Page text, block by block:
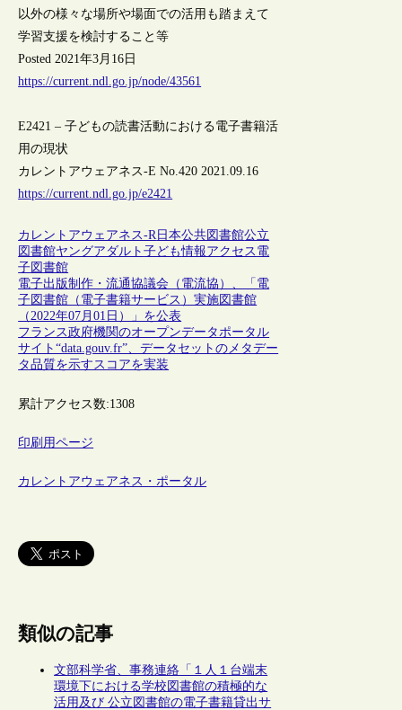
以外の様々な場所や場面での活用も踏まえて
学習支援を検討すること等
Posted 2021年3月16日
https://current.ndl.go.jp/node/43561
E2421 – 子どもの読書活動における電子書籍活
用の現状
カレントアウェアネス-E No.420 2021.09.16
https://current.ndl.go.jp/e2421
カレントアウェアネス-R日本公共図書館公立
図書館ヤングアダルト子ども情報アクセス 電
子図書館
電子出版制作・流通協議会（電流協）、「電
子図書館（電子書籍サービス）実施図書館
（2022年07月01日）」を公表
フランス政府機関のオープンデータポータル
サイト“data.gouv.fr”、データセットのメタデー
タ品質を示すスコアを実装
累計アクセス数:1308
印刷用ページ
カレントアウェアネス・ポータル
類似の記事
文部科学省、事務連絡「１人１台端末
環境下における学校図書館の積極的な
活用及び 公立図書館の電子書籍貸出サ